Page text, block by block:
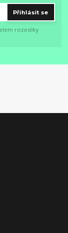
Přihlásit se
rozesílky